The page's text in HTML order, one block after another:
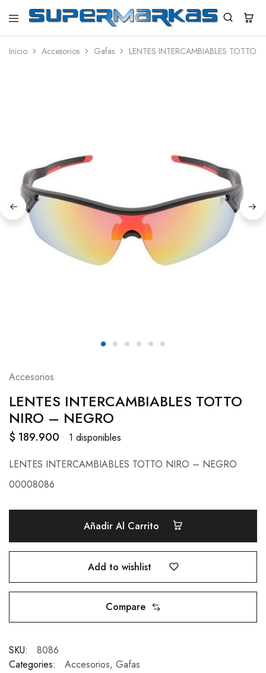
SuperMarkas
Ropa
con
Inicio Accesorios Gafas LENTES INTERCAMBIABLES TOTTO
Accesorios
LENTES INTERCAMBIABLES TOTTO
NIRO – NEGRO
$ 189.900
1 disponibles
LENTES INTERCAMBIABLES TOTTO NIRO – NEGRO
00008086
Añadir Al Carrito
Add to wishlist
Compare
SKU:
8086
Categories:
Accesorios, Gafas